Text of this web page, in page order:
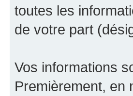
toutes les
de votre part
Vos informations
Premièrement, en